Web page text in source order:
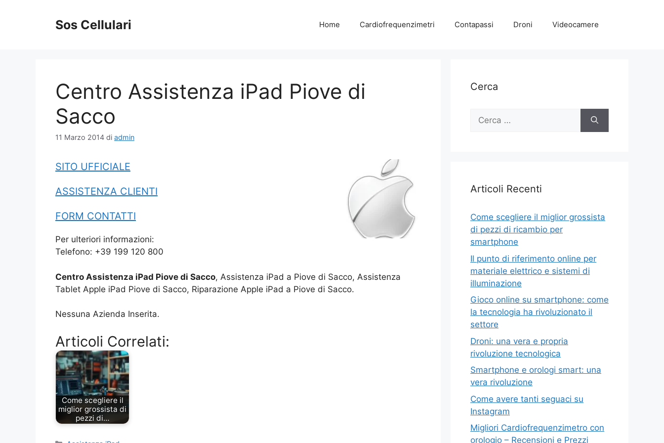
Sos Cellulari Home Cardiofrequenzimetri Contapassi Droni Videocamere
Centro Assistenza iPad Piove di
Sacco
11 Marzo 2014 di admin
SITO UFFICIALE
ASSISTENZA CLIENTI
FORM CONTATTI
Per ulteriori informazioni:
Telefono: +39 199 120 800
Centro Assistenza iPad Piove di Sacco, Assistenza iPad a Piove di Sacco, Assistenza
Tablet Apple iPad Piove di Sacco, Riparazione Apple iPad a Piove di Sacco.
Nessuna Azienda Inserita.
Articoli Correlati:
Come scegliere il
miglior grossista di
pezzi di…
Cerca
Ricerca
Articoli Recenti
Come scegliere il miglior grossista
di pezzi di ricambio per
smartphone
Il punto di riferimento online per
materiale elettrico e sistemi di
illuminazione
Gioco online su smartphone: come
la tecnologia ha rivoluzionato il
settore
Droni: una vera e propria
rivoluzione tecnologica
Smartphone e orologi smart: una
vera rivoluzione
Come avere tanti seguaci su
Instagram
Migliori Cardiofrequenzimetro con
orologio – Recensioni e Prezzi